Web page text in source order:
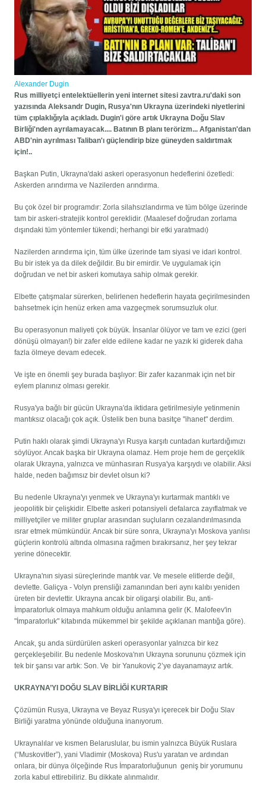
Alexander Dugin
Rus milliyetçi entelektüellerin yeni internet sitesi zavtra.ru'daki son
yazısında Aleksandr Dugin, Rusya'nın Ukrayna üzerindeki niyetlerini
tüm çıplaklığıyla açıkladı. Dugin'i göre artık Ukrayna Doğu Slav
Birliği'nden ayrılamayacak.... Batının B planı terörizm... Afganistan'dan
ABD'nin ayrılması Taliban'ı güçlendirip bize güneyden saldırtmak
için!..
Başkan Putin, Ukrayna'daki askeri operasyonun hedeflerini özetledi:
Askerden arındırma ve Nazilerden arındırma.
Bu çok özel bir programdır: Zorla silahsızlandırma ve tüm bölge üzerinde
tam bir askeri-stratejik kontrol gereklidir. (Maalesef doğrudan zorlama
dışındaki tüm yöntemler tükendi; herhangi bir etki yaratmadı)
Nazilerden arındırma için, tüm ülke üzerinde tam siyasi ve idari kontrol.
Bu bir istek ya da dilek değildir. Bu bir emirdir. Ve uygulamak için
doğrudan ve net bir askeri komutaya sahip olmak gerekir.
Elbette çatışmalar sürerken, belirlenen hedeflerin hayata geçirilmesinden
bahsetmek için henüz erken ama vazgeçmek sorumsuzluk olur.
Bu operasyonun maliyeti çok büyük. İnsanlar ölüyor ve tam ve ezici (geri
dönüşü olmayan!) bir zafer elde edilene kadar ne yazık ki giderek daha
fazla ölmeye devam edecek.
Ve işte en önemli şey burada başlıyor: Bir zafer kazanmak için net bir
eylem planınız olması gerekir.
Rusya'ya bağlı bir gücün Ukrayna'da iktidara getirilmesiyle yetinmenin
mantıksız olacağı çok açık. Üstelik ben buna basitçe "ihanet" derdim.
Putin haklı olarak şimdi Ukrayna'yı Rusya karşıtı cuntadan kurtardığımızı
söylüyor. Ancak başka bir Ukrayna olamaz. Hem proje hem de gerçeklik
olarak Ukrayna, yalnızca ve münhasıran Rusya'ya karşıydı ve olabilir. Aksi
halde, neden bağımsız bir devlet olsun ki?
Bu nedenle Ukrayna'yı yenmek ve Ukrayna'yı kurtarmak mantıklı ve
jeopolitik bir çelişkidir. Elbette askeri potansiyeli defalarca zayıflatmak ve
milliyetçiler ve militer gruplar arasından suçluların cezalandırılmasında
ısrar etmek mümkündür. Ancak bir süre sonra, Ukrayna'yı Moskova yanlısı
güçlerin kontrolü altında olmasına rağmen bırakırsanız, her şey tekrar
yerine dönecektir.
Ukrayna'nın siyasi süreçlerinde mantık var. Ve mesele elitlerde değil,
devlette. Galiçya - Volyn prensliği zamanından beri aynı kalıbı yeniden
üreten bir devlettir. Ukrayna ancak bir oligarşi olabilir. Bu, anti-
İmparatorluk olmaya mahkum olduğu anlamına gelir (K. Malofeev'in
"İmparatorluk" kitabında mükemmel bir şekilde açıklanan mantığa göre).
Ancak, şu anda sürdürülen askeri operasyonlar yalnızca bir kez
gerçekleşebilir. Bu nedenle Moskova'nın Ukrayna sorununu çözmek için
tek bir şansı var artık: Son. Ve bir Yanukoviç 2’ye dayanamayız artık.
UKRAYNA’YI DOĞU SLAV BİRLİĞİ KURTARIR
Çözümün Rusya, Ukrayna ve Beyaz Rusya'yı içerecek bir Doğu Slav
Birliği yaratma yönünde olduğuna inanıyorum.
Ukraynalılar ve kısmen Belaruslular, bu ismin yalnızca Büyük Ruslara
(“Muskovitler”), yani Vladimir (Moskova) Rus'u yaratan ve ardından
onlara, bir dünya ölçeğinde Rus İmparatorluğunun geniş bir yorumunu
zorla kabul ettirebiliriz. Bu dikkate alınmalıdır.